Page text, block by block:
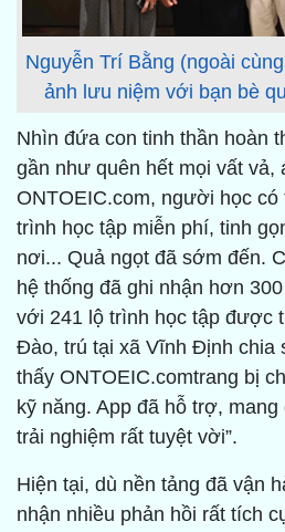
Nguyễn Trí Bằng (ngoài
ảnh lưu niệm với bạn bè
Nhìn đứa con tinh thần hoàn
gần như quên hết mọi vất vả,
ONTOEIC.com, người học có
trình học tập miễn phí, tinh
nơi... Quả ngọt đã sớm đến.
hệ thống đã ghi nhận hơn
với 241 lộ trình học tập được
Đào, trú tại xã Vĩnh Định chia
thấy ONTOEIC.comtrang bị
kỹ năng. App đã hỗ trợ,
trải nghiệm rất tuyệt vời”.
Hiện tại, dù nền tảng đã vận
nhận nhiều phản hồi rất tích